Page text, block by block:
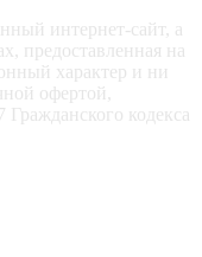
интернет-сайт, а
предоставленная на
характер и ни
офертой,
кодекса